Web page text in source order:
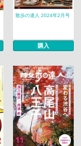
散歩の達人 2024年2月号
購入